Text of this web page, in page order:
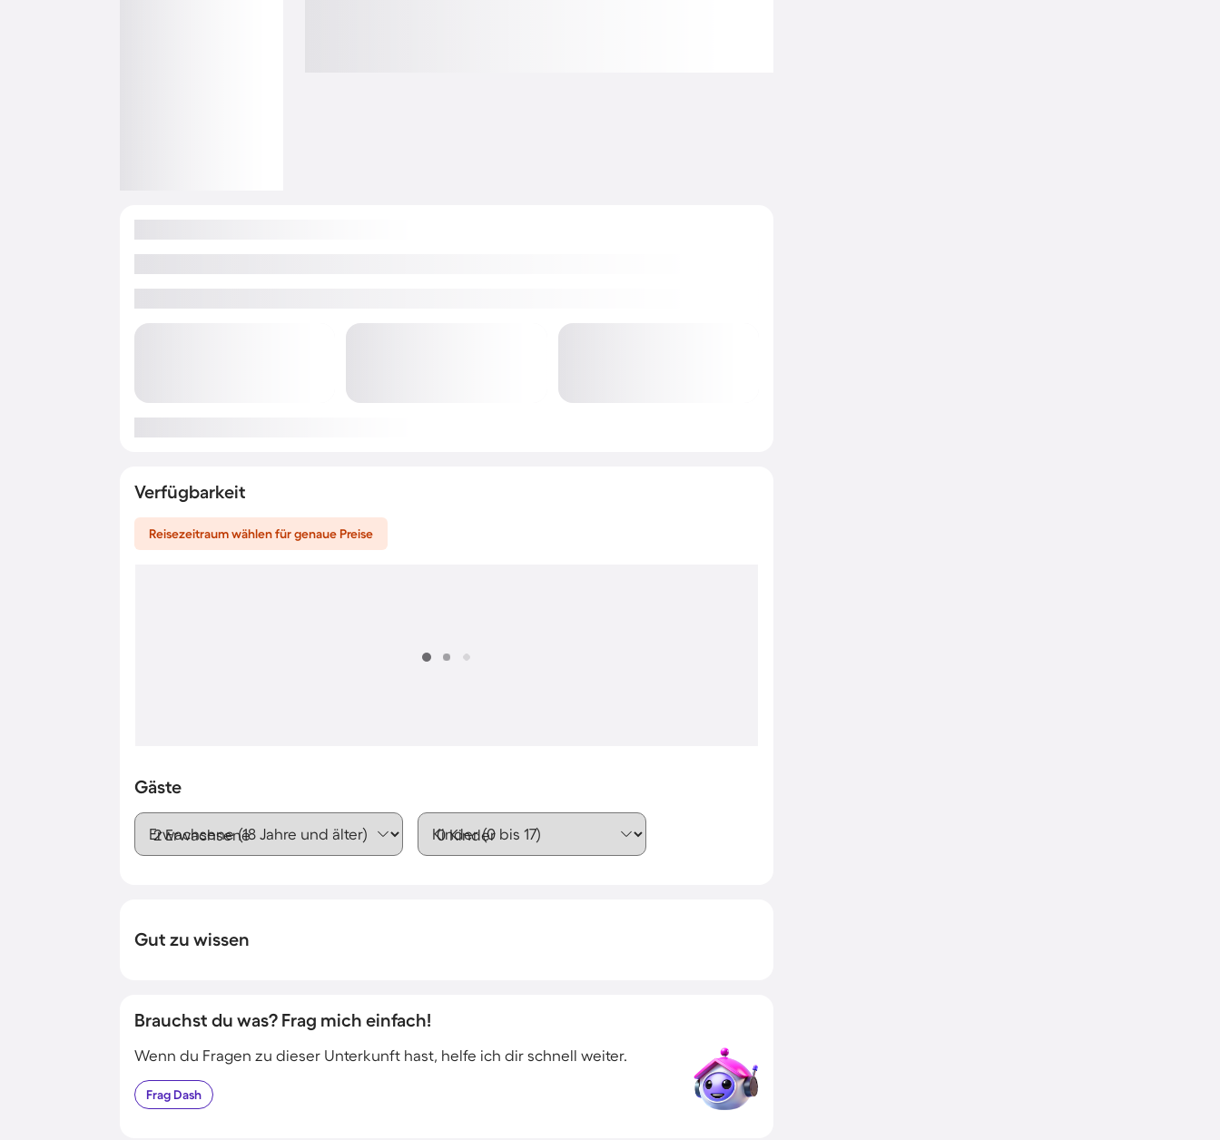
Verfügbarkeit
Reisezeitraum wählen für genaue Preise
Gäste
Erwachsene (18 Jahre und älter) Kinder (0 bis 17)
Gut zu wissen
Brauchst du was? Frag mich einfach!
Wenn du Fragen zu dieser Unterkunft hast, helfe ich dir schnell weiter.
FragDash